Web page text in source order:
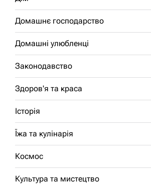
Домашнє господарство
Домашні улюбленці
Законодавство
Здоров'я та краса
Історія
Їжа та кулінарія
Космос
Культура та мистецтво